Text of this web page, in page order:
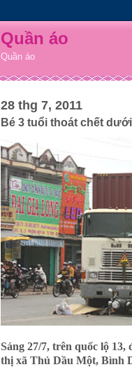
Quần áo
Quần áo
28 thg 7, 2011
Bé 3 tuổi thoát chết
Sáng 27/7, trên quốc lộ
thị xã Thủ Dầu Một, Bình